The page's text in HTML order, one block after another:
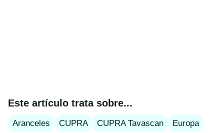
Este artículo trata sobre...
Aranceles CUPRA CUPRA Tavascan Europa